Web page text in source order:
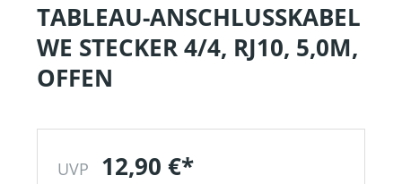
TABLEAU-ANSCHLUSSKABEL
WE STECKER 4/4, RJ10, 5,0M,
OFFEN
UVP 12,90 €*